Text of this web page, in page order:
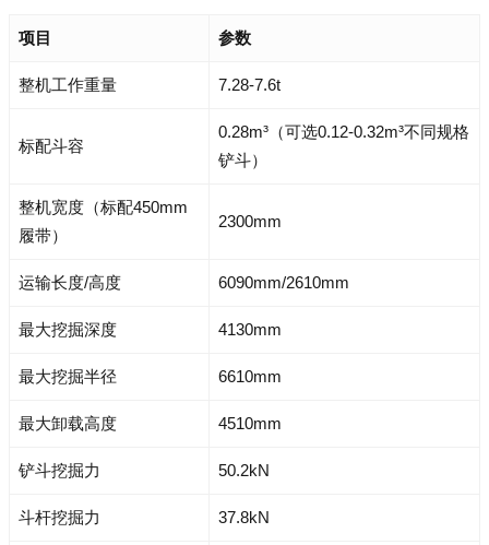
项目 参数
整机工作重量 7.28-7.6t
标配斗容
0.28m³（可选0.12-0.32m³不同规格
铲斗）
整机宽度（标配450mm
履带）
2300mm
运输长度/高度 6090mm/2610mm
最大挖掘深度 4130mm
最大挖掘半径 6610mm
最大卸载高度 4510mm
铲斗挖掘力 50.2kN
斗杆挖掘力 37.8kN